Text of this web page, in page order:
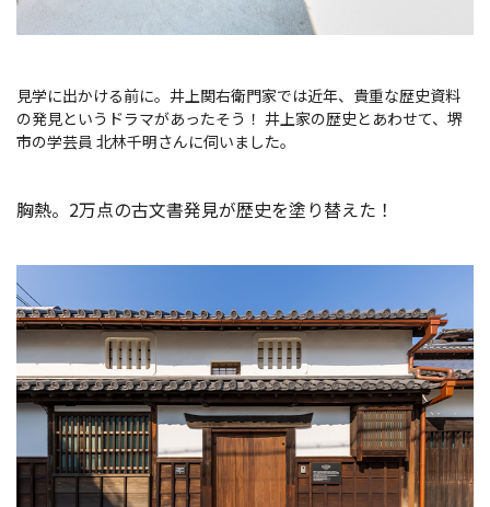
NEWS
地図から探す
スポット検索
観光案内所
見学に出かける前に。井上関右衛門家では近年、貴重な歴史資料
の発見というドラマがあったそう！ 井上家の歴史とあわせて、堺
市の学芸員 北林千明さんに伺いました。
胸熱。2万点の古文書発見が歴史を塗り替えた！